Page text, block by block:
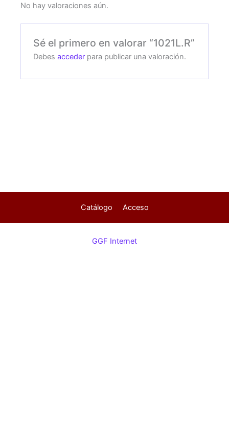
No hay valoraciones aún.
Sé el primero en valorar “1021L.R”
Debesacceder para publicar una valoración.
Catálogo Acceso
GGF Internet